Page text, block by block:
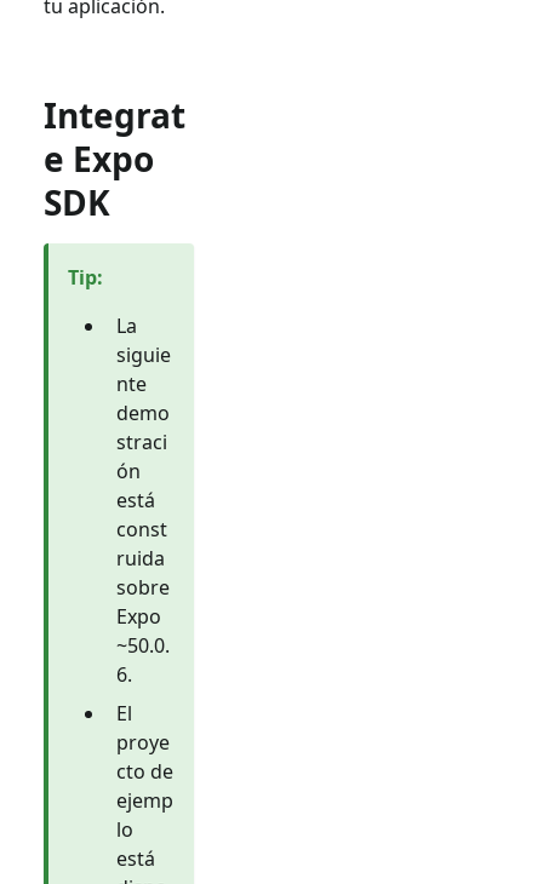
tu aplicación.
Integrat
e Expo
SDK
Tip:
La
siguie
nte
demo
straci
ón
está
const
ruida
sobre
Expo
~50.0.
6.
El
proye
cto de
ejemp
lo
está